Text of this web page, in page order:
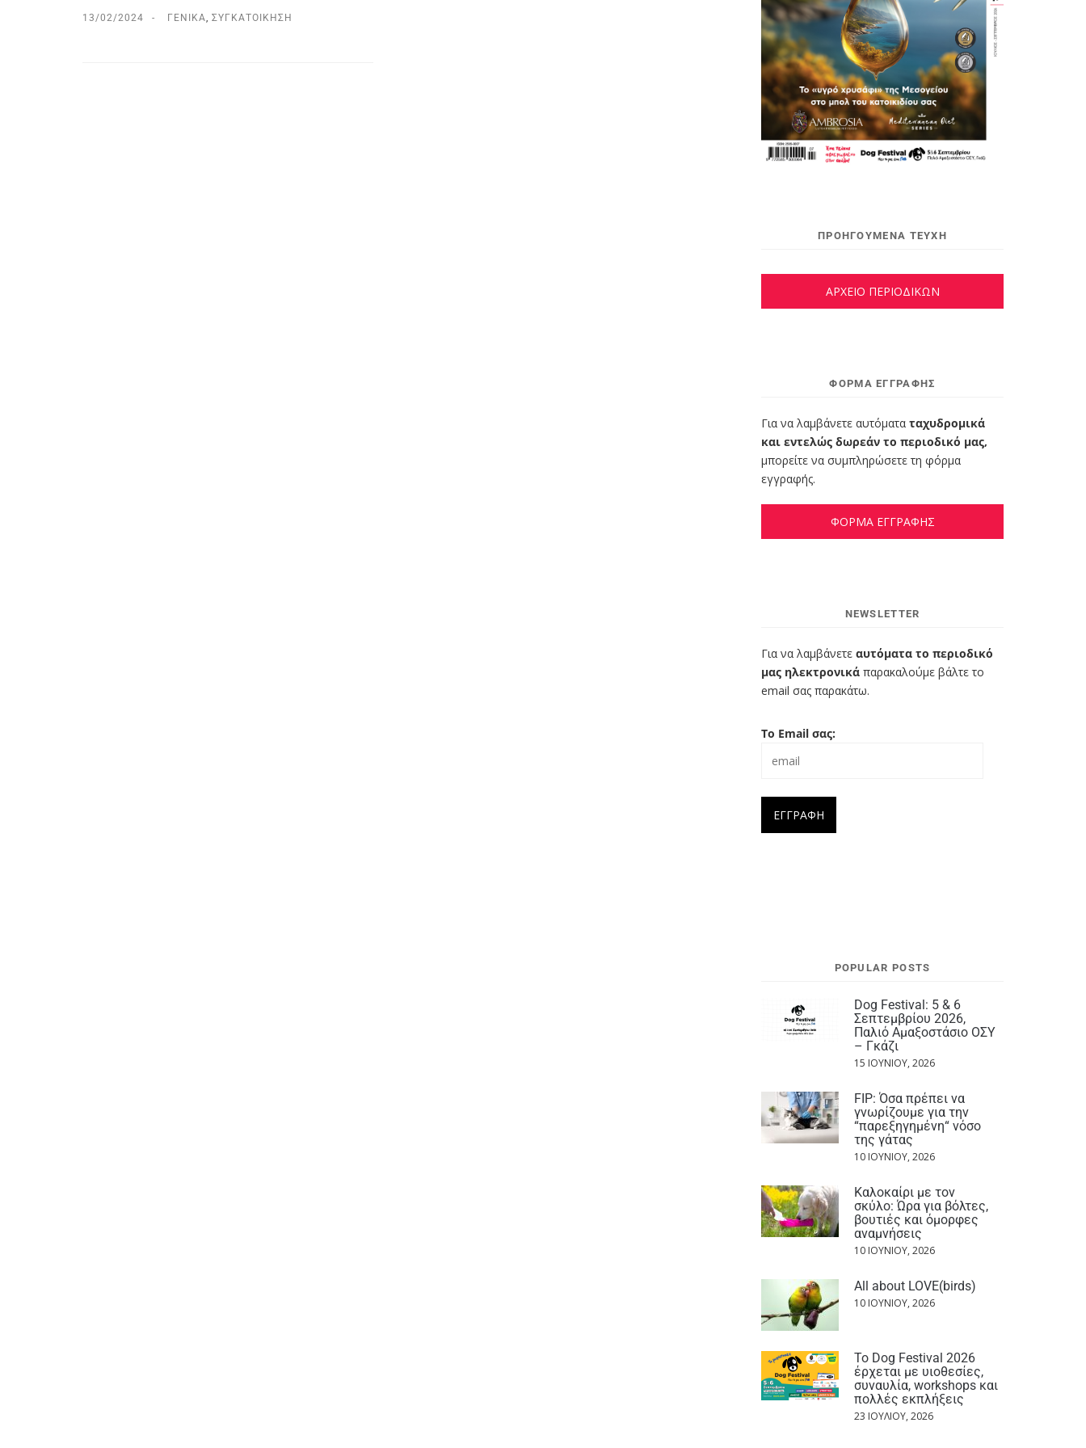
13/02/2024 ΓΕΝΙΚΆ ΣΥΓΚΑΤΟΊΚΗΣΗ
ΠΡΟΗΓΟΥΜΕΝΑ ΤΕΥΧΗ
ΑΡΧΕΙΟ ΠΕΡΙΟΔΙΚΩΝ
ΦΌΡΜΑ ΕΓΓΡΑΦΉΣ
Για να λαμβάνετε αυτόματα ταχυδρομικά
και εντελώς δωρεάν το περιοδικό μας,
μπορείτε να συμπληρώσετε τη φόρμα
εγγραφής.
ΦΟΡΜΑ ΕΓΓΡΑΦΗΣ
NEWSLETTER
Για να λαμβάνετε αυτόματα το περιοδικό
μας ηλεκτρονικά παρακαλούμε βάλτε το
email σας παρακάτω.
Το Email σας:
POPULAR POSTS
Dog Festival: 5 & 6
Σεπτεμβρίου 2026,
Παλιό Αμαξοστάσιο ΟΣΥ
– Γκάζι
15 ΙΟΥΝΊΟΥ, 2026
FIP: Όσα πρέπει να
γνωρίζουμε για την
“παρεξηγημένη“ νόσο
της γάτας
10 ΙΟΥΝΊΟΥ, 2026
Καλοκαίρι με τον
σκύλο: Ώρα για βόλτες,
βουτιές και όμορφες
αναμνήσεις
10 ΙΟΥΝΊΟΥ, 2026
All about LOVE(birds)
10 ΙΟΥΝΊΟΥ, 2026
Το Dog Festival 2026
έρχεται με υιοθεσίες,
συναυλία, workshops και
πολλές εκπλήξεις
23 ΙΟΥΛΊΟΥ, 2026